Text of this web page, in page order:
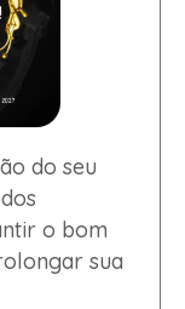
do seu
o bom
sua